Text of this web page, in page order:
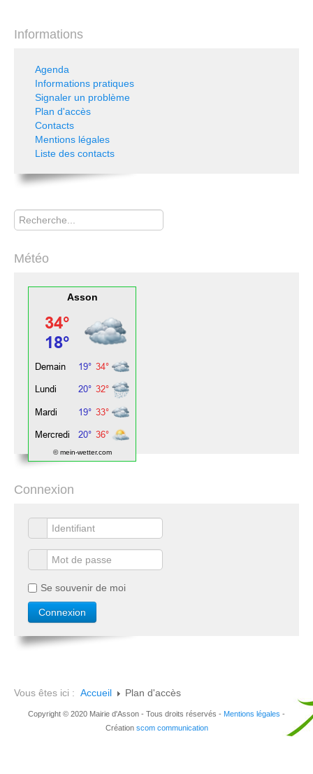
Informations
Agenda
Informations pratiques
Signaler un problème
Plan d'accès
Contacts
Mentions légales
Liste des contacts
Rechercher
Météo
Asson
© mein-wetter.com
Connexion
Se souvenir de moi
Vous êtes ici : Accueil Plan d'accès
Copyright © 2020 Mairie d'Asson - Tous droits réservés - Mentions légales -
Création scom communication